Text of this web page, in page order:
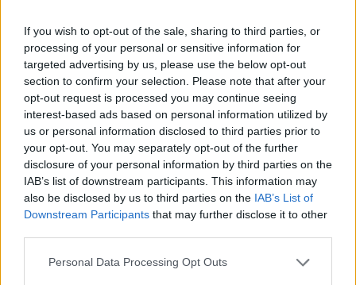
If you wish to opt-out of the sale, sharing to third parties, or
processing of your personal or sensitive information for
targeted advertising by us, please use the below opt-out
section to confirm your selection. Please note that after your
opt-out request is processed you may continue seeing
interest-based ads based on personal information utilized by
us or personal information disclosed to third parties prior to
your opt-out. You may separately opt-out of the further
disclosure of your personal information by third parties on the
IAB’s list of downstream participants. This information may
also be disclosed by us to third parties on the IAB’s List of
Downstream Participants that may further disclose it to other
Personal Data Processing Opt Outs
3. Fő nyeremények a fejlesztési szintek
összekapcsolásával (részletek még külön)
4. Népdalos TP-növelő – vásárlási kapcsoló
5. Kosár-vásárlási hely
A) A ? jel ikonjára kattintva képekben látható segítség
vehető igénybe a játékhoz.
B) Kilépés az event felületéről: kijárat.
A karakterek ( 2. pont a nagy képen)
részletező - minta: